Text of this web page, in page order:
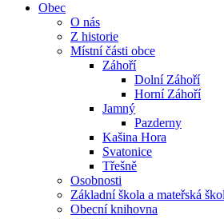
Obec
O nás
Z historie
Místní části obce
Záhoří
Dolní Záhoří
Horní Záhoří
Jamný
Pazderny
Kašina Hora
Svatonice
Třešně
Osobnosti
Základní škola a mateřská
Obecní knihovna